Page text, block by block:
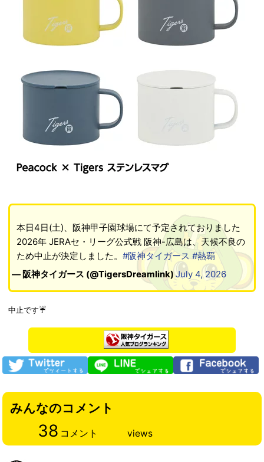
本日4日(土)、阪神甲子園球場にて予定されておりました
2026年 JERAセ・リーグ公式戦 阪神-広島は、天候不良の
ため中止が決定しました。 #阪神タイガース #熱覇
— 阪神タイガース (@TigersDreamlink)July 4, 2026
中止です☔
みんなのコメント
38 コメント views